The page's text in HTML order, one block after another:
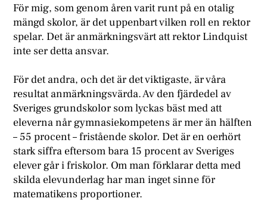
För mig, som genom åren varit runt på en otalig
mängd skolor, är det uppenbart vilken roll en rektor
spelar. Det är anmärkningsvärt att rektor Lindquist
inte ser detta ansvar.
För det andra, och det är det viktigaste, är våra
resultat anmärkningsvärda. Av den fjärdedel av
Sveriges grundskolor som lyckas bäst med att
eleverna når gymnasiekompetens är mer än hälften
– 55 procent – fristående skolor. Det är en oerhört
stark siffra eftersom bara 15 procent av Sveriges
elever går i friskolor. Om man förklarar detta med
skilda elevunderlag har man inget sinne för
matematikens proportioner.